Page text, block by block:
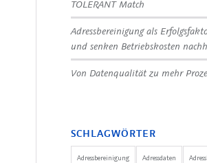
TOLERANT Match
Adressbereinigung als
und senken Betriebskosten
Von Datenqualität zu mehr
SCHLAGWÖRTER
Adressbereinigung Adressdaten